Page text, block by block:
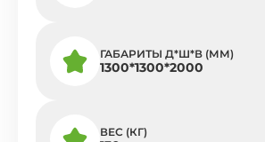
ГАБАРИТЫ Д*Ш*В (ММ)
1300*1300*2000
ВЕС (КГ)